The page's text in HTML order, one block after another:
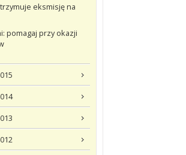
eksmisję na
pomagaj przy okazji